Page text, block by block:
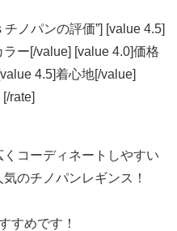
ノパンの評価”] [value 4.5]
ー[/value] [value 4.0]価格
4.5]着心地[/value]
rate]
コーディネートしやすい
のチノパンレギンス！
すめです！